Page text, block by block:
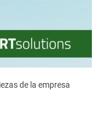
de la empresa